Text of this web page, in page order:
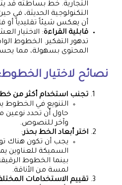
التجارية. خط بساطته قد
التكنولوجية الحديثة، في
أن يعكس شيئاً تقليدياً أو
قابلية القراءة: الاختيار
تدهور التفكير. الخطوط
المحتوى بسهولة، مما
نصائح لاختيار الخطوط:
تجنب استخدام أكثر من
التنويع في الخطوط
حاول أن تحدد نوعين
وآخر للنصوص.
اختر أبعاد الخط بحذر:
يجب أن تكون هناك
السميكة للعناوين
بينما الخطوط
لمسة من الأناقة.
تقييم الاستخدامات